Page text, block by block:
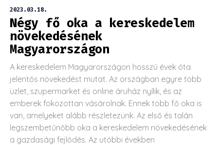
2023.03.18.
Négy fő oka a kereskedelem
növekedésének
Magyarországon
A kereskedelem Magyarországon hosszú évek óta
jelentős növekedést mutat. Az országban egyre több
üzlet, szupermarket és online áruház nyílik, és az
emberek fokozottan vásárolnak. Ennek több fő oka is
van, amelyeket alább részletezünk. Az első és talán
legszembetűnőbb oka a kereskedelem növekedésének
a gazdasági fejlődés. Az utóbbi években